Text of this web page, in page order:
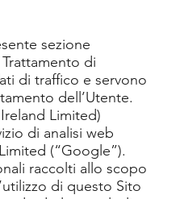
sezione
di
di traffico e servono
dell’Utente.
Limited)
di analisi web
(“Google”).
raccolti allo scopo
di questo Sito